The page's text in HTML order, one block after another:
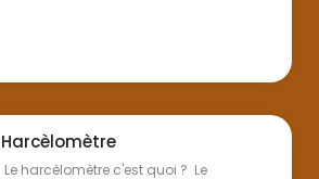
Harcèlomètre
Le harcèlomètre c'est quoi ? Le